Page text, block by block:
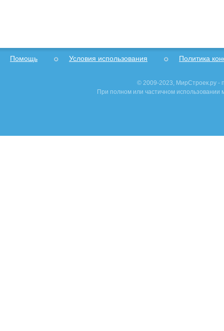
Помощь Условия использования Политика
© 2009-2023, МирСтроек.ру -
При полном или частичном использовании